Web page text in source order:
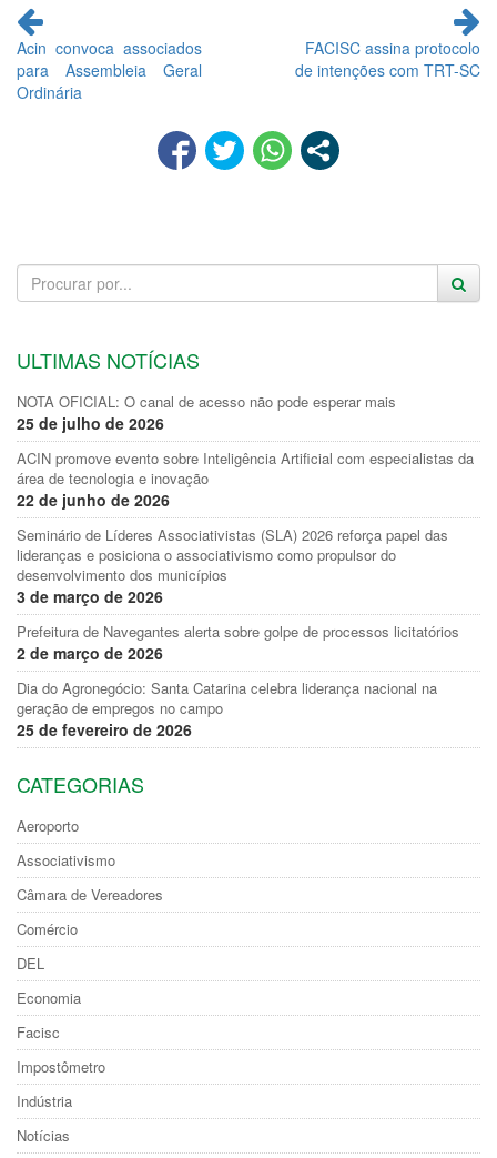
Continue
lendo
Acin convoca associados
para Assembleia Geral
Ordinária
FACISC assina protocolo
de intenções com TRT-SC
ULTIMAS NOTÍCIAS
NOTA OFICIAL: O canal de acesso não pode esperar mais
25 de julho de 2026
ACIN promove evento sobre Inteligência Artificial com especialistas da
área de tecnologia e inovação
22 de junho de 2026
Seminário de Líderes Associativistas (SLA) 2026 reforça papel das
lideranças e posiciona o associativismo como propulsor do
desenvolvimento dos municípios
3 de março de 2026
Prefeitura de Navegantes alerta sobre golpe de processos licitatórios
2 de março de 2026
Dia do Agronegócio: Santa Catarina celebra liderança nacional na
geração de empregos no campo
25 de fevereiro de 2026
CATEGORIAS
Aeroporto
Associativismo
Câmara de Vereadores
Comércio
DEL
Economia
Facisc
Impostômetro
Indústria
Notícias